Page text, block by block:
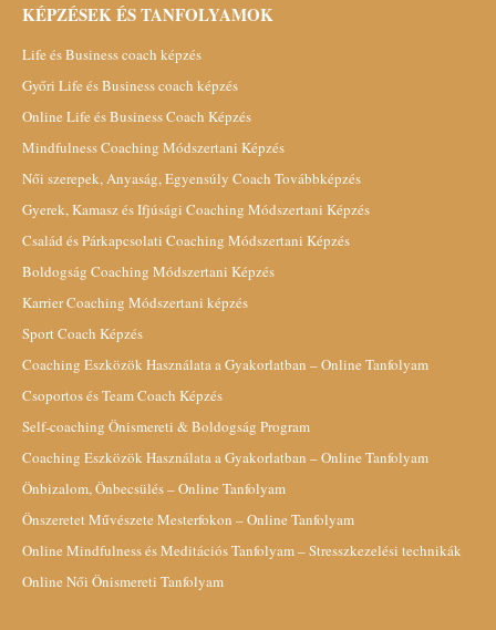
KÉPZÉSEK ÉS TANFOLYAMOK
Life és Business coach képzés
Győri Life és Business coach képzés
Online Life és Business Coach Képzés
Mindfulness Coaching Módszertani Képzés
Női szerepek, Anyaság, Egyensúly Coach Továbbképzés
Gyerek, Kamasz és Ifjúsági Coaching Módszertani Képzés
Család és Párkapcsolati Coaching Módszertani Képzés
Boldogság Coaching Módszertani Képzés
Karrier Coaching Módszertani képzés
Sport Coach Képzés
Coaching Eszközök Használata a Gyakorlatban – Online Tanfolyam
Csoportos és Team Coach Képzés
Self-coaching Önismereti & Boldogság Program
Coaching Eszközök Használata a Gyakorlatban – Online Tanfolyam
Önbizalom, Önbecsülés – Online Tanfolyam
Önszeretet Művészete Mesterfokon – Online Tanfolyam
Online Mindfulness és Meditációs Tanfolyam – Stresszkezelési technikák
Online Női Önismereti Tanfolyam